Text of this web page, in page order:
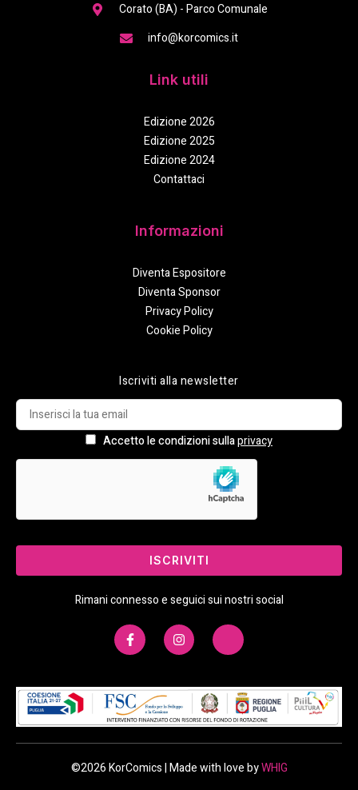
Corato (BA) - Parco Comunale
info@korcomics.it
Link utili
Edizione 2026
Edizione 2025
Edizione 2024
Contattaci
Informazioni
Diventa Espositore
Diventa Sponsor
Privacy Policy
Cookie Policy
Iscriviti alla newsletter
Accetto le condizioni sullaprivacy
ISCRIVITI
Rimani connesso e seguici sui nostri social
©2026 KorComics | Made with love byWHIG